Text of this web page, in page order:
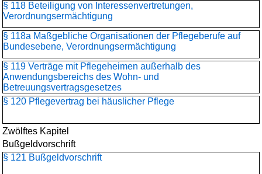
§ 118 Beteiligung von Interessenvertretungen,
Verordnungsermächtigung
§ 118a Maßgebliche Organisationen der Pflegeberufe auf
Bundesebene, Verordnungsermächtigung
§ 119 Verträge mit Pflegeheimen außerhalb des
Anwendungsbereichs des Wohn- und
Betreuungsvertragsgesetzes
§ 120 Pflegevertrag bei häuslicher Pflege
Zwölftes Kapitel
Bußgeldvorschrift
§ 121 Bußgeldvorschrift